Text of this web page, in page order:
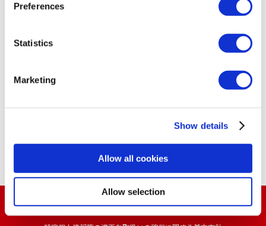
Preferences
Statistics
Marketing
Show details
Allow all cookies
Allow selection
このまま「あすか製薬ウェブサイト」をご覧になる場合
は、「前のページに戻る」をクリックしてください。
電子公告 個人情報保護方針